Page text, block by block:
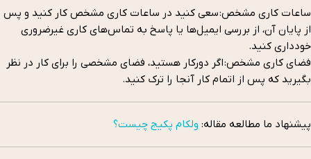
ساعات کاری مشخص: سعی کنید در ساعات کاری مشخص کار کنید و پس
از پایان آن، از بررسی ایمیل‌ها یا پاسخ به تماس‌های کاری غیرضروری
خودداری کنید.
فضای کاری مشخص: اگر دورکار هستید، فضای مشخصی را برای کار در نظر
بگیرید که پس از اتمام کار آنجا را ترک کنید.
پیشنهاد ما مطالعه مقاله: ولکام پکیج چیست؟